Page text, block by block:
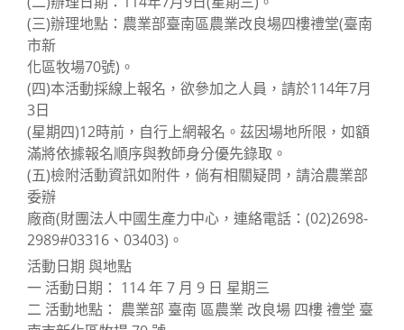
(三)辦理地點：農業部臺南區農業改良場四樓禮堂(臺南
市新
化區牧場70號)。
(四)本活動採線上報名，欲參加之人員，請於114年7月
3日
(星期四)12時前，自行上網報名。茲因場地所限，如額
滿將依據報名順序與教師身分優先錄取。
(五)檢附活動資訊如附件，倘有相關疑問，請洽農業部
委辦
廠商(財團法人中國生產力中心，連絡電話：(02)2698-
2989#03316、03403)。
活動日期 與地點
一 活動日期： 114 年 7 月 9 日 星期三
二 活動地點： 農業部 臺南 區農業 改良場 四樓 禮堂 臺